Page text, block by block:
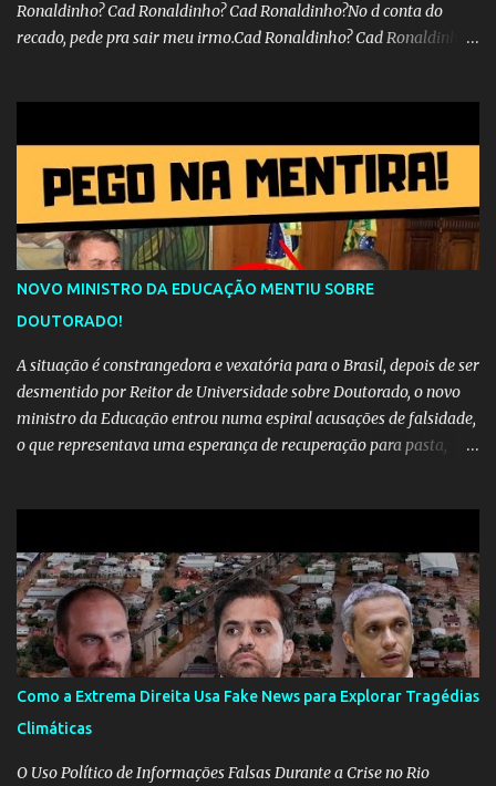
Ronaldinho? Cad Ronaldinho? Cad Ronaldinho?No d conta do
recado, pede pra sair meu irmo.Cad Ronaldinho? Cad Ronaldinho?
NOVO MINISTRO DA EDUCAÇÃO MENTIU SOBRE
DOUTORADO!
A situação é constrangedora e vexatória para o Brasil, depois de ser
desmentido por Reitor de Universidade sobre Doutorado, o novo
ministro da Educação entrou numa espiral acusações de falsidade,
o que representava uma esperança de recuperação para pasta,
meio vai ter o seu terceiro ministro no comando, depois da
insensatez de Vélez e as loucuras ideológicas de Weintraub, parecia
que a ala influenciada por Olavo de Carvalho tinha perdido força
na gestão... Mas as mentiras de Carlos Alberto Decotelli podem
trazer mais problemas do que soluções a Educação brasileira,
afinal de contas como acreditar em algo proposto pelo novo
ministro sem imaginar que ele só esta querendo auferir vantagens
pessoais em uma pasta de tamanha envergadura e influência na
vida dos brasileiros. Evelin Azevedo escreveu brilhantemen...
Como a Extrema Direita Usa Fake News para Explorar Tragédias
Climáticas
O Uso Político de Informações Falsas Durante a Crise no Rio